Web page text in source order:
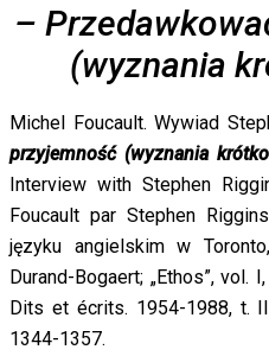
–
(wyznania
Michel Foucault. Wywiad
przyjemność (wyznania
Interview with Stephen
Foucault par Stephen
języku angielskim w
Durand-Bogaert; „Ethos”, vol.
Dits et écrits. 1954-1988, t.
1344-1357.